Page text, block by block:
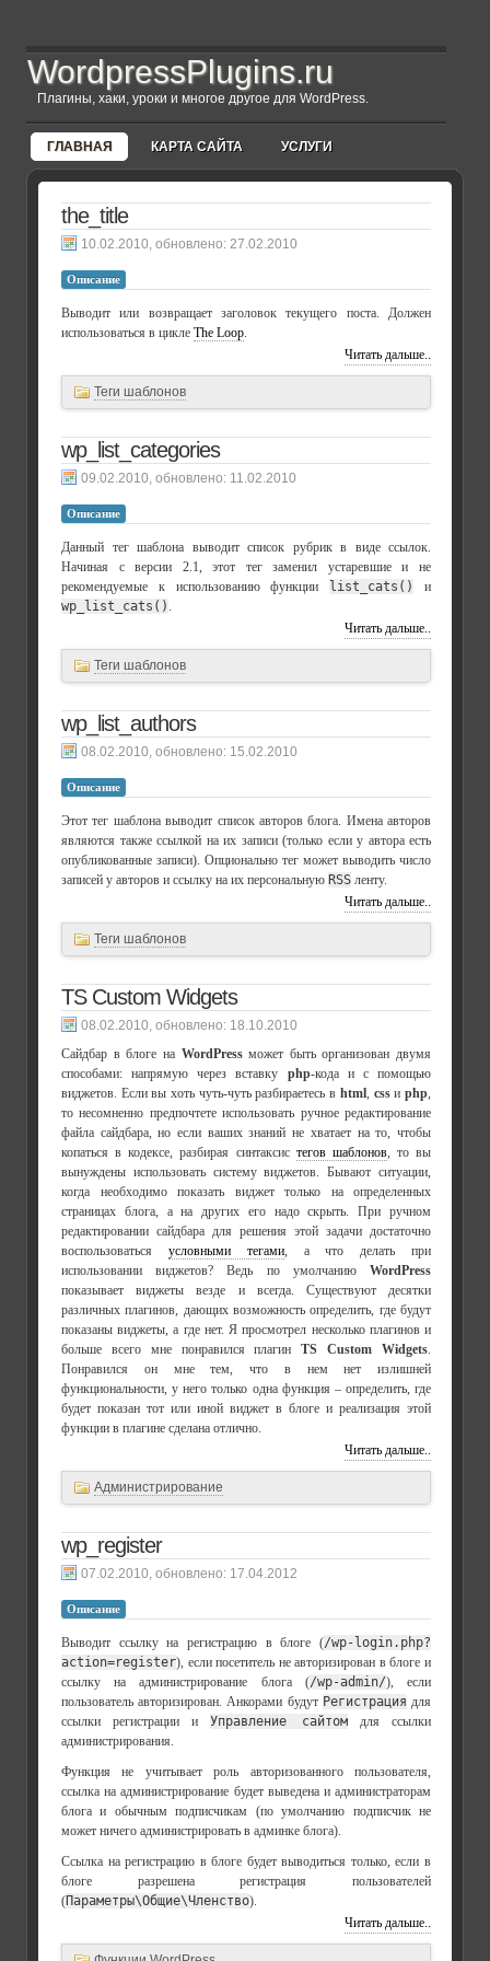
WordpressPlugins.ru
Плагины, хаки, уроки и многое другое для WordPress.
ГЛАВНАЯ КАРТА САЙТА УСЛУГИ
the_title
27.02.2010
, обновлено:
Описание
Выводит или возвращает заголовок текущего поста. Должен
использоваться в цикле The Loop.
Читать дальше..
Теги шаблонов
wp_list_categories
11.02.2010
, обновлено:
Описание
Данный тег шаблона выводит список рубрик в виде ссылок.
Начиная с версии 2.1, этот тег заменил устаревшие и не
рекомендуемые к использованию функции
list_cats()
и
wp_list_cats() .
Читать дальше..
Теги шаблонов
wp_list_authors
15.02.2010
, обновлено:
Описание
Этот тег шаблона выводит список авторов блога. Имена авторов
являются также ссылкой на их записи (только если у автора есть
опубликованные записи). Опционально тег может выводить число
записей у авторов и ссылку на их персональную RSS ленту.
Читать дальше..
Теги шаблонов
TS Custom Widgets
18.10.2010
, обновлено:
Сайдбар в блоге на WordPressможет быть организован двумя
способами: напрямую через вставку php-кода и с помощью
виджетов. Если вы хоть чуть-чуть разбираетесь в html, cssиphp,
то несомненно предпочтете использовать ручное редактирование
файла сайдбара, но если ваших знаний не хватает на то, чтобы
копаться в кодексе, разбирая синтаксис тегов шаблонов, то вы
вынуждены использовать систему виджетов. Бывают ситуации,
когда необходимо показать виджет только на определенных
страницах блога, а на других его надо скрыть. При ручном
редактировании сайдбара для решения этой задачи достаточно
воспользоваться условными тегами, а что делать при
использовании виджетов? Ведь по умолчанию WordPress
показывает виджеты везде и всегда. Существуют десятки
различных плагинов, дающих возможность определить, где будут
показаны виджеты, а где нет. Я просмотрел несколько плагинов и
больше всего мне понравился плагинTS Custom Widgets.
Понравился он мне тем, что в нем нет излишней
функциональности, у него только одна функция – определить, где
будет показан тот или иной виджет в блоге и реализация этой
функции в плагине сделана отлично.
Читать дальше..
Администрирование
wp_register
17.04.2012
, обновлено:
Описание
Выводит ссылку на регистрацию в блоге (/wp-login.php?
action=register), если посетитель не авторизирован в блоге и
ссылку на администрирование блога (/wp-admin/), если
пользователь авторизирован. Анкорами будут Регистрация для
ссылки регистрации и Управление сайтом для ссылки
администрирования.
Функция не учитывает роль авторизованного пользователя,
ссылка на администрирование будет выведена и администраторам
блога и обычным подписчикам (по умолчанию подписчик не
может ничего администрировать в админке блога).
Ссылка на регистрацию в блоге будет выводиться только, если в
блоге разрешена регистрация пользователей
(Параметры\Общие\Членство).
Читать дальше..